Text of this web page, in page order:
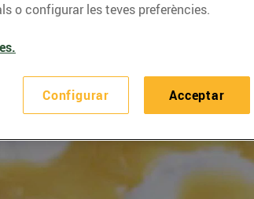
o configurar les teves preferències.
Configurar Acceptar